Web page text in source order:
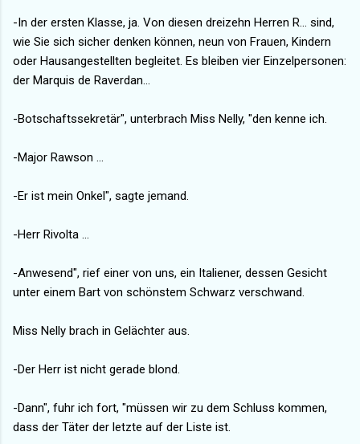
-In der ersten Klasse, ja. Von diesen dreizehn Herren R... sind,
wie Sie sich sicher denken können, neun von Frauen, Kindern
oder Hausangestellten begleitet. Es bleiben vier Einzelpersonen:
der Marquis de Raverdan...
-Botschaftssekretär", unterbrach Miss Nelly, "den kenne ich.
-Major Rawson ...
-Er ist mein Onkel", sagte jemand.
-Herr Rivolta ...
-Anwesend", rief einer von uns, ein Italiener, dessen Gesicht
unter einem Bart von schönstem Schwarz verschwand.
Miss Nelly brach in Gelächter aus.
-Der Herr ist nicht gerade blond.
-Dann", fuhr ich fort, "müssen wir zu dem Schluss kommen,
dass der Täter der letzte auf der Liste ist.